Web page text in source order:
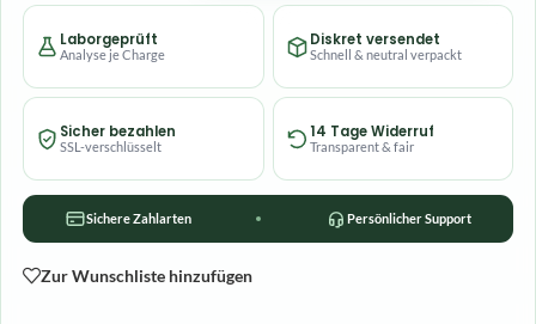
Laborgeprüft
Analyse je Charge
Diskret versendet
Schnell & neutral verpackt
Sicher bezahlen
SSL-verschlüsselt
14 Tage Widerruf
Transparent & fair
Sichere Zahlarten Persönlicher Support
Zur Wunschliste hinzufügen